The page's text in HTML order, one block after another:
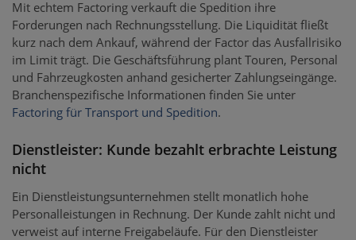
Mit echtem Factoring verkauft die Spedition ihre
Forderungen nach Rechnungsstellung. Die Liquidität fließt
kurz nach dem Ankauf, während der Factor das Ausfallrisiko
im Limit trägt. Die Geschäftsführung plant Touren, Personal
und Fahrzeugkosten anhand gesicherter Zahlungseingänge.
Branchenspezifische Informationen finden Sie unter
Factoring für Transport und Spedition.
Dienstleister: Kunde bezahlt erbrachte Leistung
nicht
Ein Dienstleistungsunternehmen stellt monatlich hohe
Personalleistungen in Rechnung. Der Kunde zahlt nicht und
verweist auf interne Freigabeläufe. Für den Dienstleister